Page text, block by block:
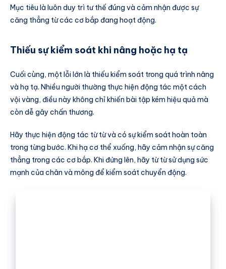
Mục tiêu là luôn duy trì tư thế đúng và cảm nhận được sự
căng thẳng từ các cơ bắp đang hoạt động.
Thiếu sự kiểm soát khi nâng hoặc hạ tạ
Cuối cùng, một lỗi lớn là thiếu kiểm soát trong quá trình nâng
và hạ tạ. Nhiều người thường thực hiện động tác một cách
vội vàng, điều này không chỉ khiến bài tập kém hiệu quả mà
còn dễ gây chấn thương.
Hãy thực hiện động tác từ từ và có sự kiểm soát hoàn toàn
trong từng bước. Khi hạ cơ thể xuống, hãy cảm nhận sự căng
thẳng trong các cơ bắp. Khi đứng lên, hãy từ từ sử dụng sức
mạnh của chân và mông để kiểm soát chuyển động.